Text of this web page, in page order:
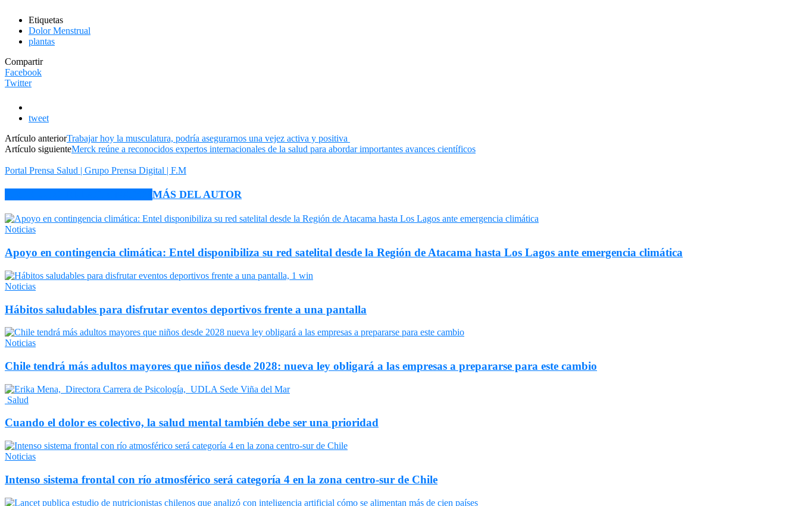
Etiquetas
Dolor Menstrual
plantas
Compartir
Facebook
Twitter
tweet
Artículo anteriorTrabajar hoy la musculatura, podría asegurarnos una vejez activa y positiva
Artículo siguienteMerck reúne a reconocidos expertos internacionales de la salud para abordar importantes avances científicos
Portal Prensa Salud | Grupo Prensa Digital | F.M
MÁS DEL AUTOR
Noticias
Apoyo en contingencia climática: Entel disponibiliza su red satelital desde la Región de Atacama hasta Los Lagos ante emergencia climática
Noticias
Hábitos saludables para disfrutar eventos deportivos frente a una pantalla
Noticias
Chile tendrá más adultos mayores que niños desde 2028: nueva ley obligará a las empresas a prepararse para este cambio
Salud
Cuando el dolor es colectivo, la salud mental también debe ser una prioridad
Noticias
Intenso sistema frontal con río atmosférico será categoría 4 en la zona centro-sur de Chile